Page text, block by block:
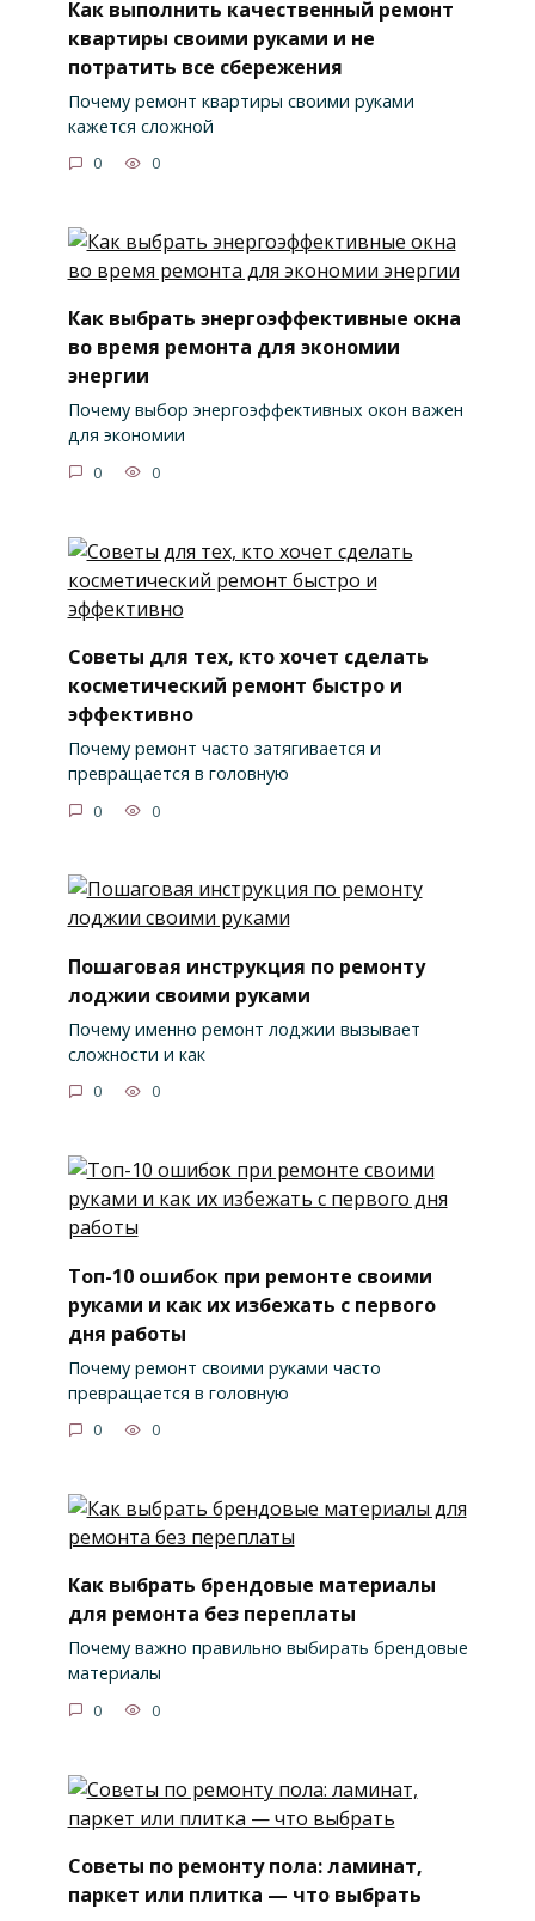
Как выполнить качественный ремонт
квартиры своими руками и не
потратить все сбережения
Почему ремонт квартиры своими руками
кажется сложной
0 0
Как выбрать энергоэффективные окна
во время ремонта для экономии
энергии
Почему выбор энергоэффективных окон важен
для экономии
0 0
Советы для тех, кто хочет сделать
косметический ремонт быстро и
эффективно
Почему ремонт часто затягивается и
превращается в головную
0 0
Пошаговая инструкция по ремонту
лоджии своими руками
Почему именно ремонт лоджии вызывает
сложности и как
0 0
Топ-10 ошибок при ремонте своими
руками и как их избежать с первого
дня работы
Почему ремонт своими руками часто
превращается в головную
0 0
Как выбрать брендовые материалы
для ремонта без переплаты
Почему важно правильно выбирать брендовые
материалы
0 0
Советы по ремонту пола: ламинат,
паркет или плитка — что выбрать